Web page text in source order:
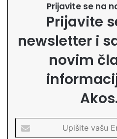
Prijavite se na
Prijavite
newsletter i
novim